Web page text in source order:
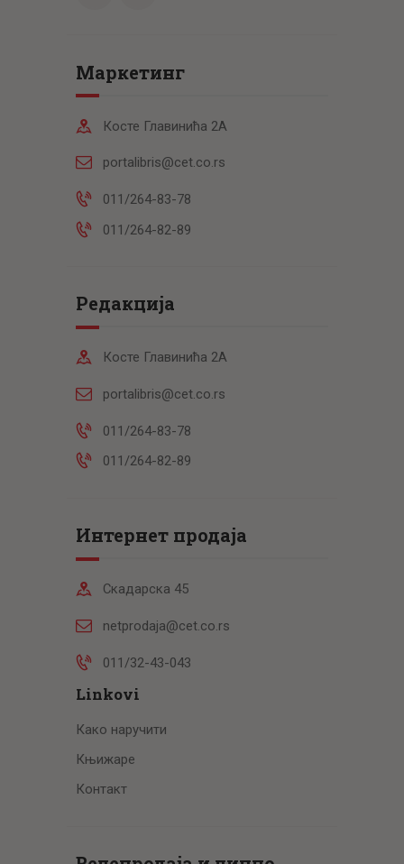
Маркетинг
Косте Главинића 2А
portalibris@cet.co.rs
011/264-83-78
011/264-82-89
Редакција
Косте Главинића 2А
portalibris@cet.co.rs
011/264-83-78
011/264-82-89
Интернет продаја
Скадарска 45
netprodaja@cet.co.rs
011/32-43-043
Linkovi
Како наручити
Књижаре
Контакт